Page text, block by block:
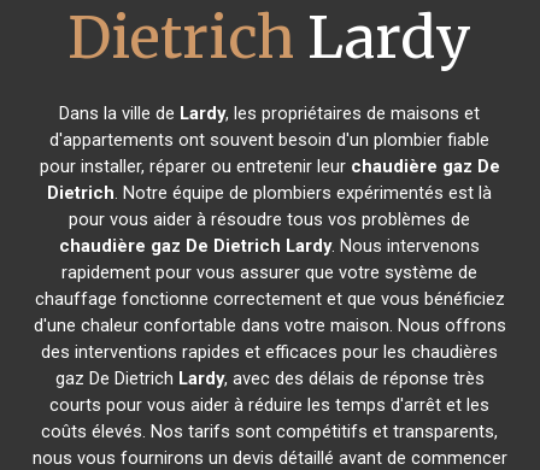
Dietrich Lardy
Dans la ville de Lardy, les propriétaires de maisons et
d'appartements ont souvent besoin d'un plombier fiable
pour installer, réparer ou entretenir leur chaudière gaz De
Dietrich. Notre équipe de plombiers expérimentés est là
pour vous aider à résoudre tous vos problèmes de
chaudière gaz De Dietrich Lardy. Nous intervenons
rapidement pour vous assurer que votre système de
chauffage fonctionne correctement et que vous bénéficiez
d'une chaleur confortable dans votre maison. Nous offrons
des interventions rapides et efficaces pour les chaudières
gaz De Dietrich Lardy, avec des délais de réponse très
courts pour vous aider à réduire les temps d'arrêt et les
coûts élevés. Nos tarifs sont compétitifs et transparents,
nous vous fournirons un devis détaillé avant de commencer